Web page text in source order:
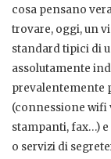
cosa pensano
trovare, oggi, un
standard tipici di
assolutamente
prevalentemente
(connessione wifi
stampanti, fax…)
o servizi di